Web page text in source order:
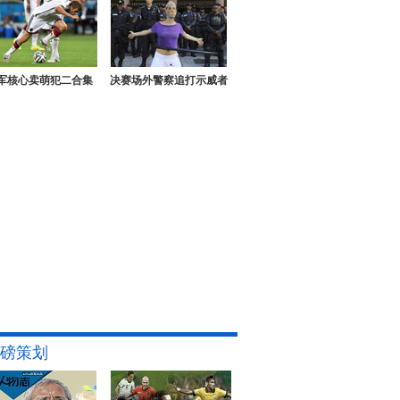
核心卖萌犯二合集 决赛场外警察追打示威者
策划